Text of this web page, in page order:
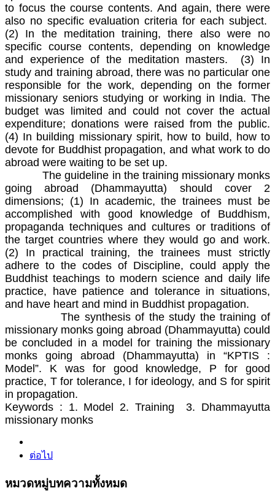
to focus the course contents. And again, there were
also no specific evaluation criteria for each subject.
(2) In the meditation training, there also were no
specific course contents, depending on knowledge
and experience of the meditation masters. (3) In
study and training abroad, there was no particular one
responsible for the work, depending on the former
missionary seniors studying or working in India. The
budget was limited and could not cover the actual
expenditure; donations were raised from the public.
(4) In building missionary spirit, how to build, how to
devote for Buddhist propagation, and what work to do
abroad were waiting to be set up.
The guideline in the training missionary monks
going abroad (Dhammayutta) should cover 2
dimensions; (1) In academic, the trainees must be
accomplished with good knowledge of Buddhism,
propaganda techniques and cultures or traditions of
the target countries where they would go and work.
(2) In practical training, the trainees must strictly
adhere to the codes of Discipline, could apply the
Buddhist teachings to modern science and daily life
practice, have patience and tolerance in situations,
and have heart and mind in Buddhist propagation.
The synthesis of the study the training of
missionary monks going abroad (Dhammayutta) could
be concluded in a model for training the missionary
monks going abroad (Dhammayutta) in “KPTIS :
Model”. K was for good knowledge, P for good
practice, T for tolerance, I for ideology, and S for spirit
in propagation.
Keywords : 1. Model 2. Training 3. Dhammayutta
missionary monks
ต่อไป
หมวดหมู่บทความทั้งหมด